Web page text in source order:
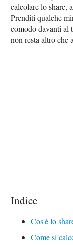
calcolare lo share,
Prenditi qualche
comodo davanti al
non resta altro che
Indice
Cos'è lo
Come si